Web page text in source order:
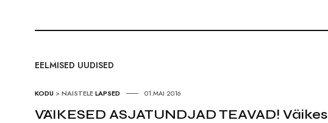
EELMISED UUDISED
KODU >NAISTELELAPSED 01.MAI 2016
VÄIKESED ASJATUNDJAD TEAVAD!